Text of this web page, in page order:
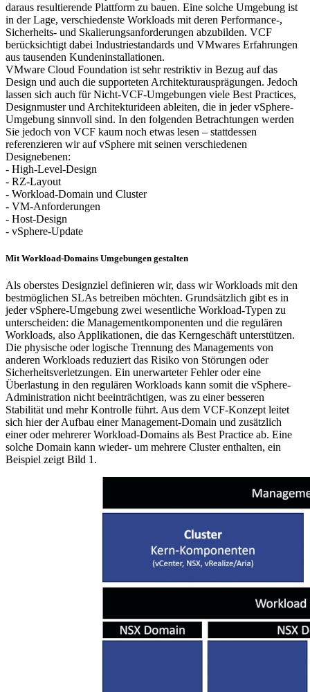
daraus resultierende Plattform zu bauen. Eine solche Umgebung ist
in der Lage, verschiedenste Workloads mit deren Performance-,
Sicherheits- und Skalierungsanforderungen abzubilden. VCF
berücksichtigt dabei Industriestandards und VMwares Erfahrungen
aus tausenden Kundeninstallationen.
VMware Cloud Foundation ist sehr restriktiv in Bezug auf das
Design und auch die supporteten Architekturausprägungen. Jedoch
lassen sich auch für Nicht-VCF-Umgebungen viele Best Practices,
Designmuster und Architekturideen ableiten, die in jeder vSphere-
Umgebung sinnvoll sind. In den folgenden Betrachtungen werden
Sie jedoch von VCF kaum noch etwas lesen – stattdessen
referenzieren wir auf vSphere mit seinen verschiedenen
Designebenen:
- High-Level-Design
- RZ-Layout
- Workload-Domain und Cluster
- VM-Anforderungen
- Host-Design
- vSphere-Update
Mit Workload-Domains Umgebungen gestalten
Als oberstes Designziel definieren wir, dass wir Workloads mit den
bestmöglichen SLAs betreiben möchten. Grundsätzlich gibt es in
jeder vSphere-Umgebung zwei wesentliche Workload-Typen zu
unterscheiden: die Managementkomponenten und die regulären
Workloads, also Applikationen, die das Kerngeschäft unterstützen.
Die physische oder logische Trennung des Managements von
anderen Workloads reduziert das Risiko von Störungen oder
Sicherheitsverletzungen. Ein unerwarteter Fehler oder eine
Überlastung in den regulären Workloads kann somit die vSphere-
Administration nicht beeinträchtigen, was zu einer besseren
Stabilität und mehr Kontrolle führt. Aus dem VCF-Konzept leitet
sich hier der Aufbau einer Management-Domain und zusätzlich
einer oder mehrerer Workload-Domains als Best Practice ab. Eine
solche Domain kann wieder- um mehrere Cluster enthalten, ein
Beispiel zeigt Bild 1.